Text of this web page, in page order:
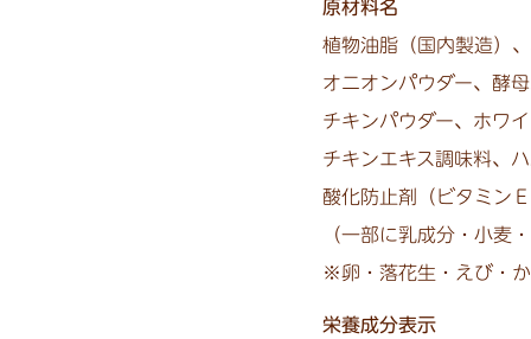
原材料名
植物油脂（国内製造）、
オニオンパウダー、 酵
チキンパウダー、 ホワ
チキンエキス調味料、
酸化防止剤（ビタミンＥ
（一部に乳成分・小麦
※卵・落花生・えび・か
栄養成分表示